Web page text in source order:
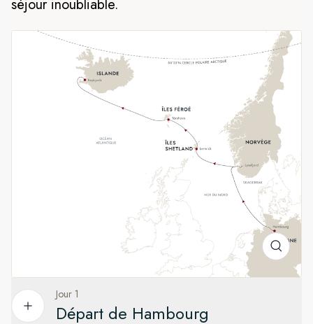
Féroé alors que nous ferons cap vers le nord. Sur ces îles à
la beauté sauvage et verdoyante, vous rencontrerez des
habitants accueillants et découvrirez une histoire fascinante.
D’une ville mémorable à l’autre
L’aventure commence à Hambourg, grande ville portuaire
animée du nord de l’Allemagne, et se termine dans l’élégante
Reykjavik. L’essentiel du voyage se déroulera loin des villes,
vous offrant l’occasion de découvrir les petits villages qui
ponctuent les îles de l’Atlantique Nord tout au long de notre
itinéraire. Sans oublier les sites naturels à couper le souffle,
et une faune d’une richesse foisonnante. Une fois à
Reykjavik, n’hésitez pas à combiner ce voyage avec l’une de
nos expéditions en Islande, en optant par exemple pour un
tour de l’île.
séjour inoubliable.
Jour 1
Départ de Hambourg